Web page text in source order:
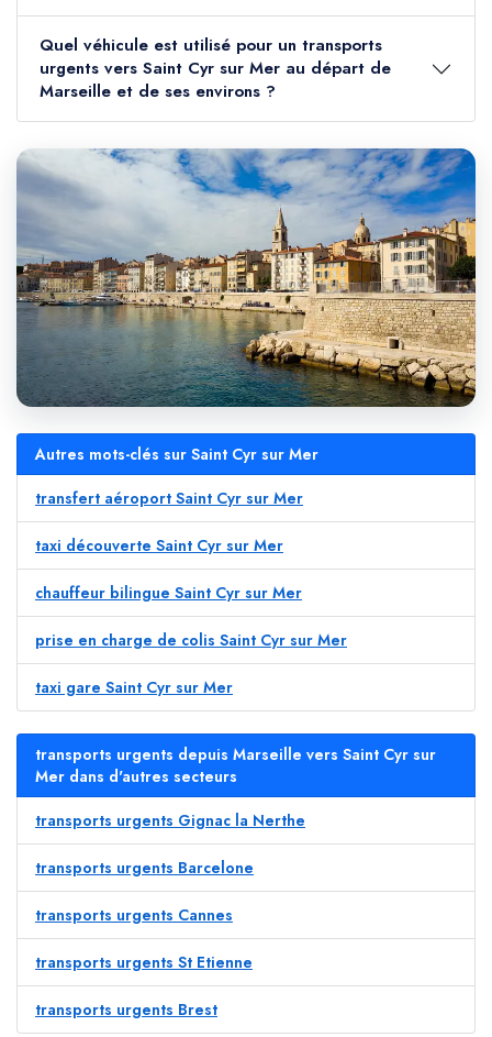
Quel véhicule est utilisé pour un transports
urgents vers Saint Cyr sur Mer au départ de
Marseille et de ses environs ?
Autres mots-clés sur Saint Cyr sur Mer
transfert aéroport Saint Cyr sur Mer
taxi découverte Saint Cyr sur Mer
chauffeur bilingue Saint Cyr sur Mer
prise en charge de colis Saint Cyr sur Mer
taxi gare Saint Cyr sur Mer
transports urgents depuis Marseille vers Saint Cyr sur
Mer dans d'autres secteurs
transports urgents Gignac la Nerthe
transports urgents Barcelone
transports urgents Cannes
transports urgents St Etienne
transports urgents Brest